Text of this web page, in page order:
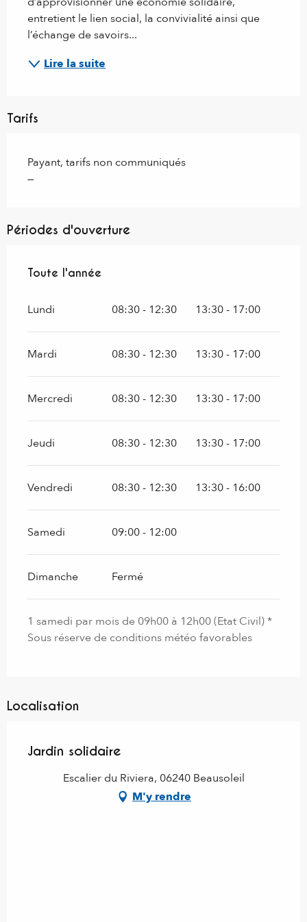
entretient le lien social, la convivialité ainsi que
l’échange de savoirs...
Lire la suite
Tarifs
Payant, tarifs non communiqués
—
Périodes d'ouverture
Toute l'année
Toute l'année
Lundi 08:30 - 12:30 13:30 - 17:00
Mardi 08:30 - 12:30 13:30 - 17:00
Mercredi 08:30 - 12:30 13:30 - 17:00
Jeudi 08:30 - 12:30 13:30 - 17:00
Vendredi 08:30 - 12:30 13:30 - 16:00
Samedi 09:00 - 12:00
Dimanche Fermé
1 samedi par mois de 09h00 à 12h00 (Etat Civil) *
Sous réserve de conditions météo favorables
Localisation
Jardin solidaire
Escalier du Riviera, 06240 Beausoleil
M'y rendre